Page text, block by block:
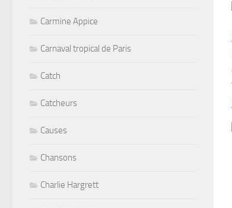
Carmine Appice
Carnaval tropical de Paris
Catch
Catcheurs
Causes
Chansons
Charlie Hargrett